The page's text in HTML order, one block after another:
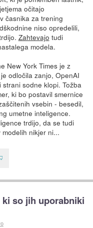
očitajo
časnika za trening
niso opredelili,
Zahtevajo tudi
modela.
New York Times je z
odločila zanjo, OpenAI
sodne klopi. Tožba
ki bo postavil smernice
vsebin - besedil,
umetne inteligence.
trdijo, da se tudi
nikjer ni...
so jih uporabniki